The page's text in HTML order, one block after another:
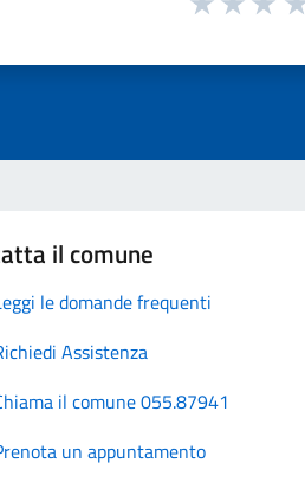
il comune
le domande frequenti
Assistenza
il comune 055.87941
un appuntamento